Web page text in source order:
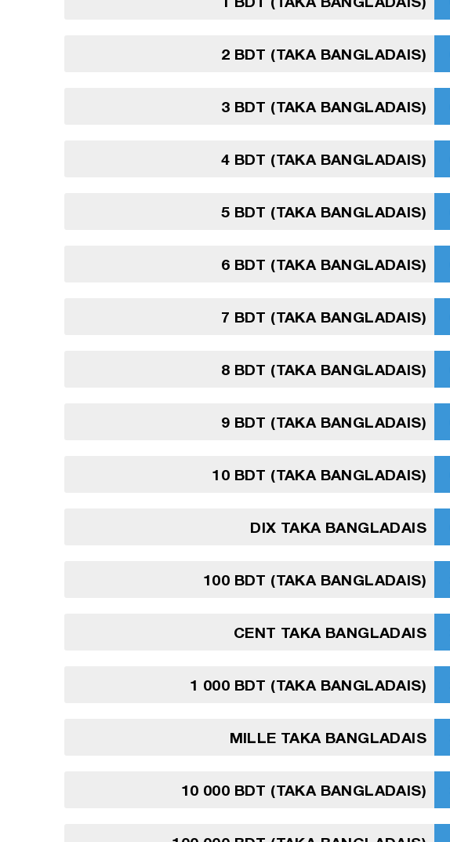
2 BDT (TAKA BANGLADAIS)
3 BDT (TAKA BANGLADAIS)
4 BDT (TAKA BANGLADAIS)
5 BDT (TAKA BANGLADAIS)
6 BDT (TAKA BANGLADAIS)
7 BDT (TAKA BANGLADAIS)
8 BDT (TAKA BANGLADAIS)
9 BDT (TAKA BANGLADAIS)
10 BDT (TAKA BANGLADAIS)
DIX TAKA BANGLADAIS
100 BDT (TAKA BANGLADAIS)
CENT TAKA BANGLADAIS
1 000 BDT (TAKA BANGLADAIS)
MILLE TAKA BANGLADAIS
10 000 BDT (TAKA BANGLADAIS)